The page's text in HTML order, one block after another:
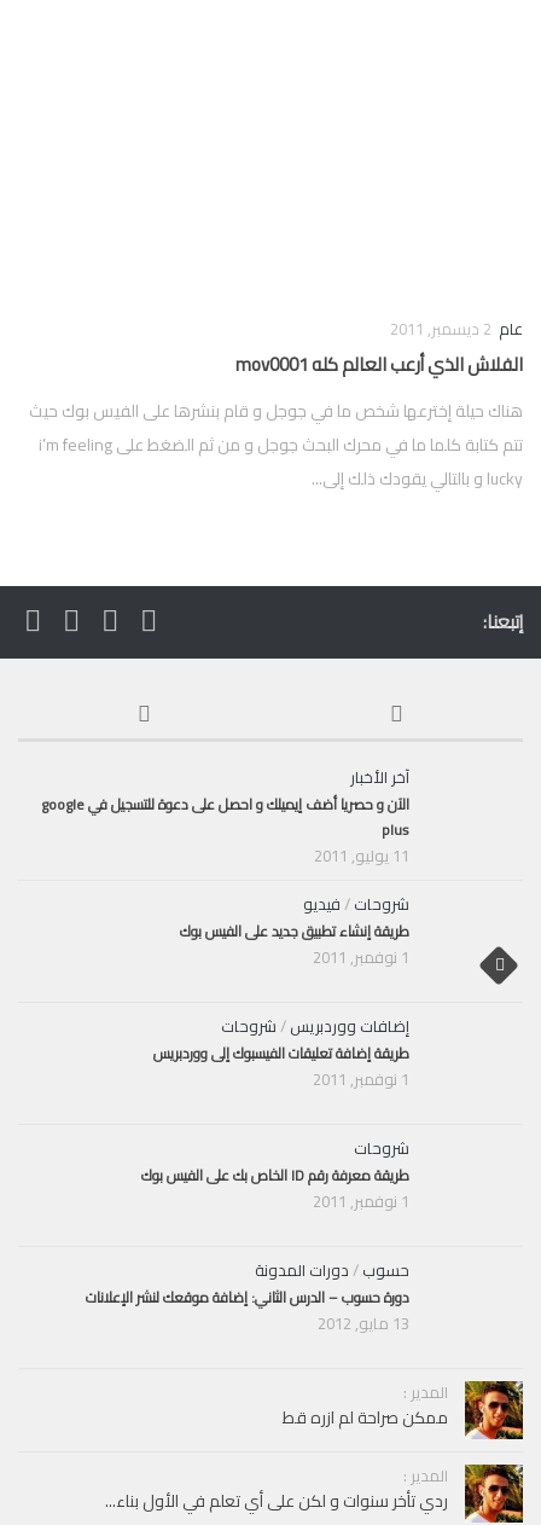
عام 2 ديسمبر, 2011
الفلاش الذي أرعب العالم كله mov0001
هناك حيلة إخترعها شخص ما في جوجل و قام بنشرها على الفيس بوك حيث
تتم كتابة كلما ما في محرك البحث جوجل و من ثم الضغط على i’m feeling
lucky و بالتالي يقودك ذلك إلى...
إتبعنا:
آخر الأخبار
الآن و حصريا أضف إيميلك و احصل على دعوة للتسجيل في google
plus
شروحات/فيديو
طريقة إنشاء تطبيق جديد على الفيس بوك
إضافات ووردبريس/شروحات
طريقة إضافة تعليقات الفيسبوك إلى ووردبريس
شروحات
طريقة معرفة رقم ID الخاص بك على الفيس بوك
حسوب/دورات المدونة
دورة حسوب – الدرس الثاني: إضافة موقعك لنشر الإعلانات
المدير :
ممكن صراحة لم ازره قط
المدير :
ردي تأخر سنوات و لكن على أي تعلم في الأول بناء...